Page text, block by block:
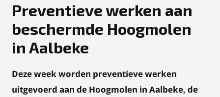
Preventieve werken aan
beschermde Hoogmolen
in Aalbeke
Deze week worden preventieve werken
uitgevoerd aan de Hoogmolen in Aalbeke, de